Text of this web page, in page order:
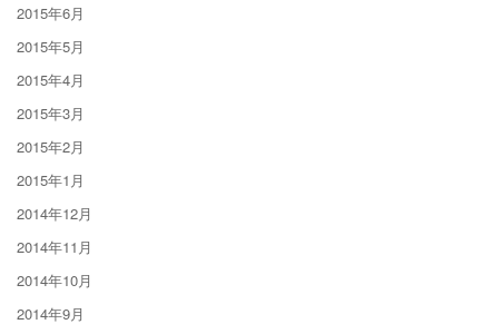
2015年6月
2015年5月
2015年4月
2015年3月
2015年2月
2015年1月
2014年12月
2014年11月
2014年10月
2014年9月